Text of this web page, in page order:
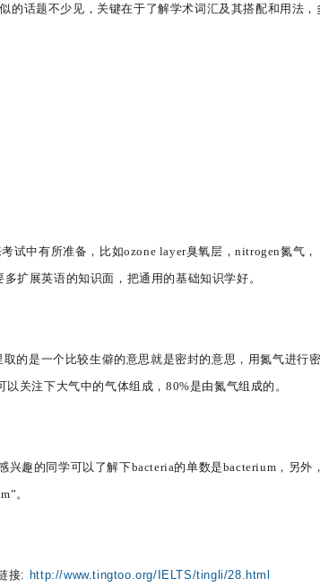
的话题不少见，关键在于了解学术词汇及其搭配和用法，
试中有所准备，比如ozone layer臭氧层，nitrogen氮气，
扩展英语的知识面，把通用的基础知识学好。
的是一个比较生僻的意思就是密封的意思，用氮气进行
关注下大气中的气体组成，80%是由氮气组成的。
趣的同学可以了解下bacteria的单数是bacterium，另外
。
接: http://www.tingtoo.org/IELTS/tingli/28.html